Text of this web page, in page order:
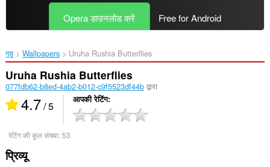
Opera डाउनलोड करें Free for Android
गृह Wallpapers Uruha Rushia Butterflies‎
Uruha Rushia Butterflies
077fdb62-b8ed-4ab2-b012-c9f5523df44bद्वारा
4.7/ 5 आपकी रेटिंग
रेटिंग की कुल संख्या:53
प्रिव्यू